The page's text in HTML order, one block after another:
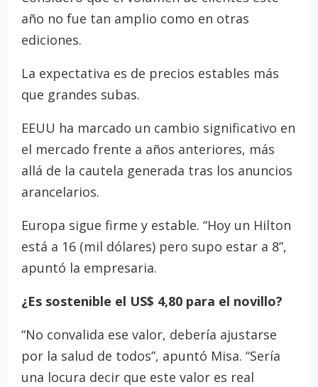
año no fue tan amplio como en otras
ediciones.
La expectativa es de precios estables más
que grandes subas.
EEUU ha marcado un cambio significativo en
el mercado frente a años anteriores, más
allá de la cautela generada tras los anuncios
arancelarios.
Europa sigue firme y estable. “Hoy un Hilton
está a 16 (mil dólares) pero supo estar a 8”,
apuntó la empresaria.
¿Es sostenible el US$ 4,80 para el novillo?
“No convalida ese valor, debería ajustarse
por la salud de todos”, apuntó Misa. “Sería
una locura decir que este valor es real